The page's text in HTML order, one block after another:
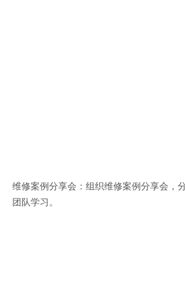
维修案例分享会：组织维修案例分享会，
团队学习。